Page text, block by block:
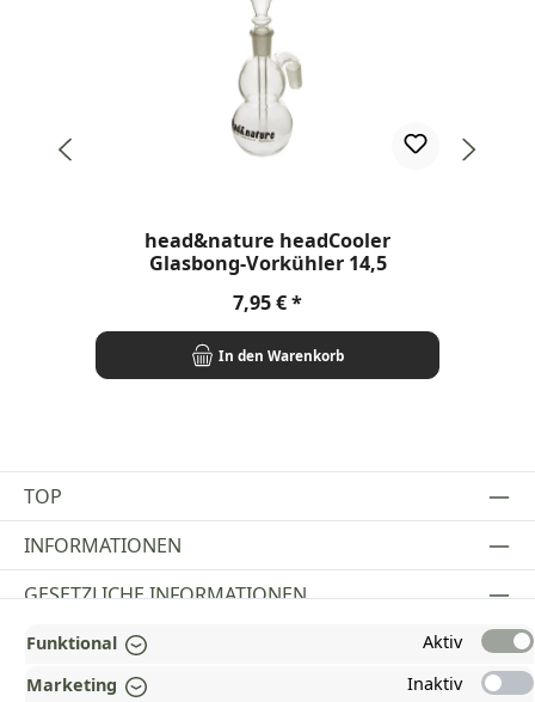
head&nature headCooler
Glasbong-Vorkühler 14,5
Regulärer Preis:
7,95 €
In den Warenkorb
TOP
INFORMATIONEN
GESETZLICHE INFORMATIONEN
ZAHLUNGS- UND VERSANDARTEN
AUSGEZEICHNET UND ZERTIFIZIERT!
Funktional
Aktiv
Marketing
Inaktiv